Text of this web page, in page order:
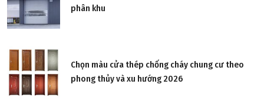
phân khu
Chọn màu cửa thép chống cháy chung cư theo
phong thủy và xu hướng 2026